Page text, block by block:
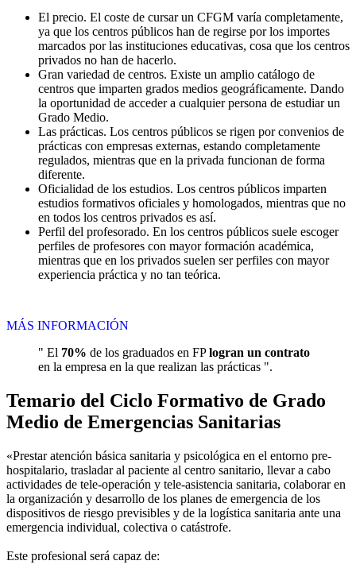
El precio. El coste de cursar un CFGM varía completamente,
ya que los centros públicos han de regirse por los importes
marcados por las instituciones educativas, cosa que los centros
privados no han de hacerlo.
Gran variedad de centros. Existe un amplio catálogo de
centros que imparten grados medios geográficamente. Dando
la oportunidad de acceder a cualquier persona de estudiar un
Grado Medio.
Las prácticas. Los centros públicos se rigen por convenios de
prácticas con empresas externas, estando completamente
regulados, mientras que en la privada funcionan de forma
diferente.
Oficialidad de los estudios. Los centros públicos imparten
estudios formativos oficiales y homologados, mientras que no
en todos los centros privados es así.
Perfil del profesorado. En los centros públicos suele escoger
perfiles de profesores con mayor formación académica,
mientras que en los privados suelen ser perfiles con mayor
experiencia práctica y no tan teórica.
MÁS INFORMACIÓN
" El 70% de los graduados en FPlogran un contrato
en la empresa en la que realizan las prácticas ".
Temario del Ciclo Formativo de Grado
Medio de Emergencias Sanitarias
«Prestar atención básica sanitaria y psicológica en el entorno pre-
hospitalario, trasladar al paciente al centro sanitario, llevar a cabo
actividades de tele-operación y tele-asistencia sanitaria, colaborar en
la organización y desarrollo de los planes de emergencia de los
dispositivos de riesgo previsibles y de la logística sanitaria ante una
emergencia individual, colectiva o catástrofe.
Este profesional será capaz de: